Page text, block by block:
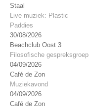
Staal
Live muziek: Plastic
Paddies
30/08/2026
Beachclub Oost 3
Filosofische gespreksgroep
04/09/2026
Café de Zon
Muziekavond
04/09/2026
Café de Zon